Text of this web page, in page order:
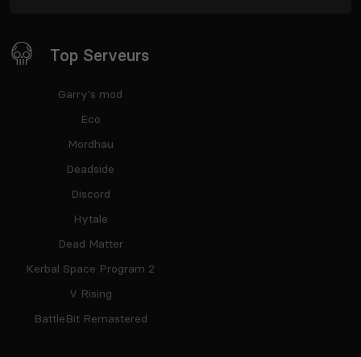
Top Serveurs
Garry's mod
Eco
Mordhau
Deadside
Discord
Hytale
Dead Matter
Kerbal Space Program 2
V Rising
BattleBit Remastered